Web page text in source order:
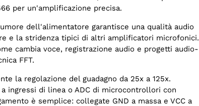
per un'amplificazione precisa.
dell'alimentatore garantisce una qualità audio
e la stridenza tipici di altri amplificatori microfonici.
cambia voce, registrazione audio e progetti audio-
FFT.
la regolazione del guadagno da 25x a 125x.
ingressi di linea o ADC di microcontrollori con
è semplice: collegate GND a massa e VCC a